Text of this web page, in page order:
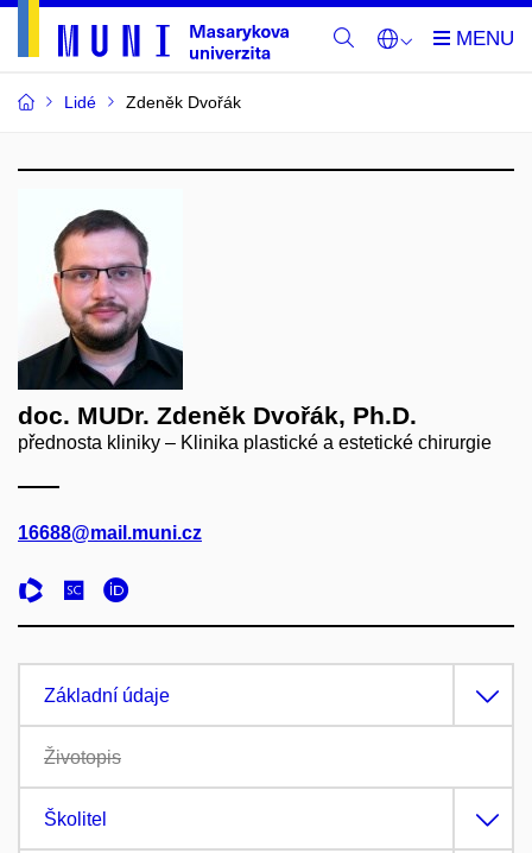
Lidé Zdeněk Dvořák
doc. MUDr. Zdeněk Dvořák, Ph.D.
přednosta kliniky – Klinika plastické a estetické chirurgie
16688@mail.muni.cz
Základní údaje
Životopis
Školitel